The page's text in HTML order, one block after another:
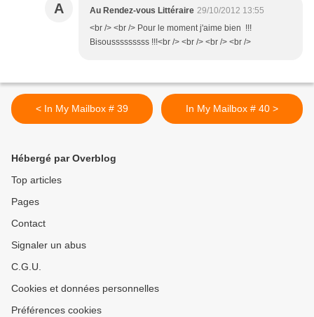
A Au Rendez-vous Littéraire 29/10/2012 13:55
<br /> <br /> Pour le moment j'aime bien !!!
Bisousssssssss !!!<br /> <br /> <br /> <br />
< In My Mailbox # 39 In My Mailbox # 40 >
Hébergé par Overblog
Top articles
Pages
Contact
Signaler un abus
C.G.U.
Cookies et données personnelles
Préférences cookies